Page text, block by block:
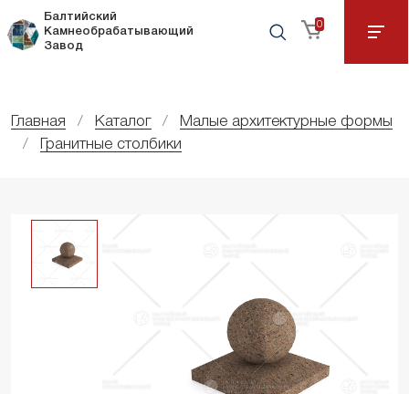
Балтийский
Камнеобрабатывающий
Завод
0
Главная Каталог
Малые архитектурные формы
Гранитные столбики